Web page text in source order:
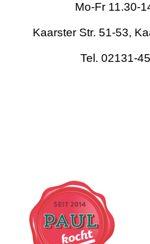
Mo-Fr 11.30-
Kaarster Str. 51-53,
Tel. 02131-